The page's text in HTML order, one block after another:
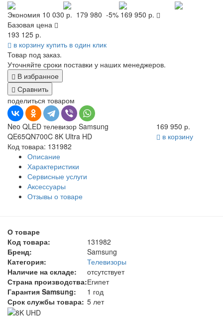
Экономия 10 030 р. 179 980 -5% 169 950 р.
Базовая цена
193 125 р.
в корзину купить в один клик
Товар под заказ.
Уточняйте сроки поставки у наших менеджеров.
В избранное
Сравнить
поделиться товаром
Neo QLED телевизор Samsung
QE65QN700C 8K Ultra HD
Код товара: 131982
169 950 р.
в корзину
Описание
Характеристики
Сервисные услуги
Аксессуары
Отзывы о товаре
О товаре
Код товара:
131982
Бренд:
Samsung
Категория:
Телевизоры
Наличие на складе:
отсутствует
Страна производства:Египет
Гарантия Samsung:
1 год
Срок службы товара: 5 лет